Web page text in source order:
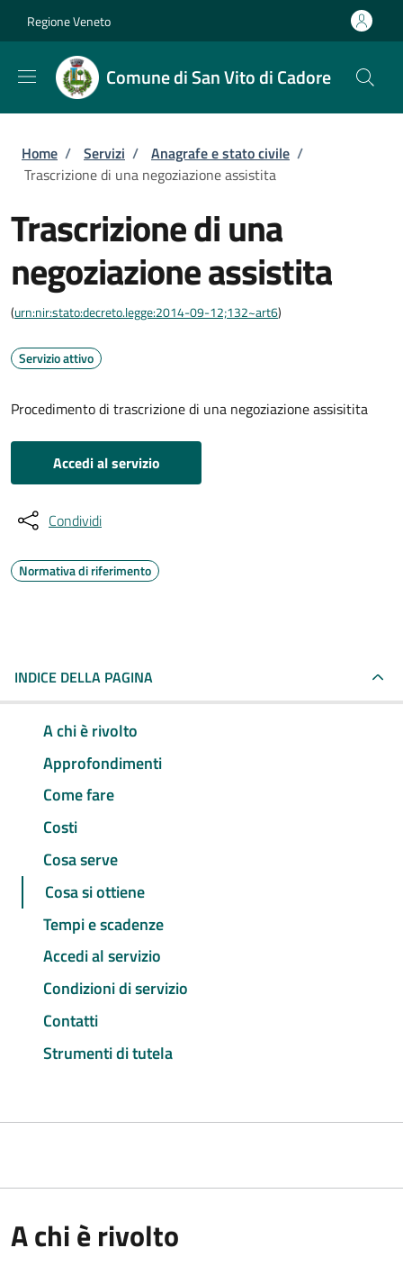
Regione Veneto
Comune di San Vito di Cadore
Briciole di pane
Home / Servizi / Anagrafe e stato civile /
Trascrizione di una negoziazione assistita
Trascrizione di una
negoziazione assistita
(urn:nir:stato:decreto.legge:2014-09-12;132~art6)
Servizio attivo
Procedimento di trascrizione di una negoziazione assisitita
Accedi al servizio
Condividi
Normativa di riferimento
INDICE DELLA PAGINA
A chi è rivolto
Approfondimenti
Come fare
Costi
Cosa serve
Cosa si ottiene
Tempi e scadenze
Accedi al servizio
Condizioni di servizio
Contatti
Strumenti di tutela
A chi è rivolto